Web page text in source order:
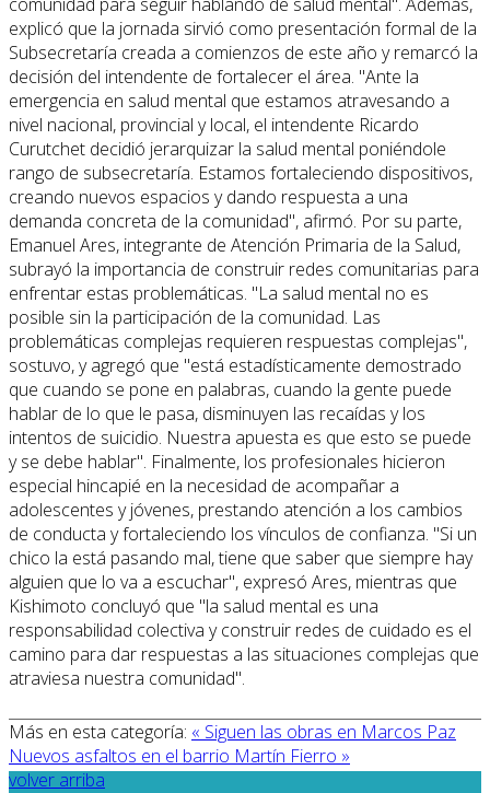
explicó que la jornada sirvió como presentación formal de la
Subsecretaría creada a comienzos de este año y remarcó la
decisión del intendente de fortalecer el área. "Ante la
emergencia en salud mental que estamos atravesando a
nivel nacional, provincial y local, el intendente Ricardo
Curutchet decidió jerarquizar la salud mental poniéndole
rango de subsecretaría. Estamos fortaleciendo dispositivos,
creando nuevos espacios y dando respuesta a una
demanda concreta de la comunidad", afirmó. Por su parte,
Emanuel Ares, integrante de Atención Primaria de la Salud,
subrayó la importancia de construir redes comunitarias para
enfrentar estas problemáticas. "La salud mental no es
posible sin la participación de la comunidad. Las
problemáticas complejas requieren respuestas complejas",
sostuvo, y agregó que "está estadísticamente demostrado
que cuando se pone en palabras, cuando la gente puede
hablar de lo que le pasa, disminuyen las recaídas y los
intentos de suicidio. Nuestra apuesta es que esto se puede
y se debe hablar". Finalmente, los profesionales hicieron
especial hincapié en la necesidad de acompañar a
adolescentes y jóvenes, prestando atención a los cambios
de conducta y fortaleciendo los vínculos de confianza. "Si un
chico la está pasando mal, tiene que saber que siempre hay
alguien que lo va a escuchar", expresó Ares, mientras que
Kishimoto concluyó que "la salud mental es una
responsabilidad colectiva y construir redes de cuidado es el
camino para dar respuestas a las situaciones complejas que
atraviesa nuestra comunidad".
Más en esta categoría: « Siguen las obras en Marcos Paz
Nuevos asfaltos en el barrio Martín Fierro »
volver arriba